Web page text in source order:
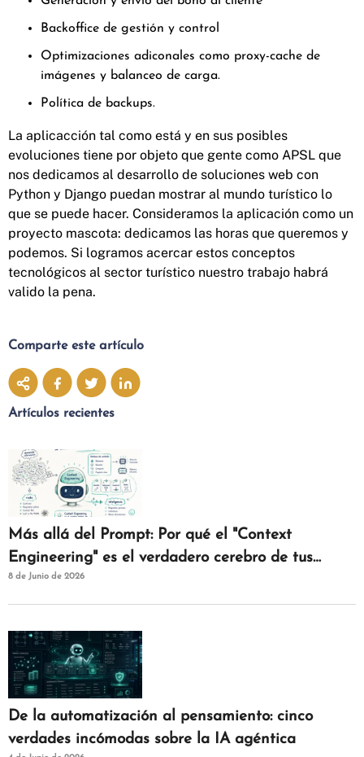
Backoffice de gestión y control
Optimizaciones adiconales como proxy-cache de
imágenes y balanceo de carga.
Política de backups.
La aplicacción tal como está y en sus posibles
evoluciones tiene por objeto que gente como APSL que
nos dedicamos al desarrollo de soluciones web con
Python y Django puedan mostrar al mundo turístico lo
que se puede hacer. Consideramos la aplicación como un
proyecto mascota: dedicamos las horas que queremos y
podemos. Si logramos acercar estos conceptos
tecnológicos al sector turístico nuestro trabajo habrá
valido la pena.
Comparte este artículo
Artículos recientes
Más allá del Prompt: Por qué el "Context
Engineering" es el verdadero cerebro de tus
agentes de IAM
8 de Junio de 2026
De la automatización al pensamiento: cinco
verdades incómodas sobre la IA agéntica